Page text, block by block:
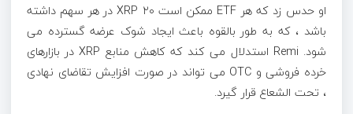
او حدس زد که هر ETF ممکن است ۲۰ XRP در هر سهم داشته
باشد ، که به طور بالقوه باعث ایجاد شوک عرضه گسترده می
شود. Remi استدلال می کند که کاهش منابع XRP در بازارهای
خرده فروشی و OTC می تواند در صورت افزایش تقاضای نهادی
، تحت الشعاع قرار گیرد.